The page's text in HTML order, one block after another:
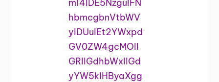
ml4IDE5NzguIFN
hbmcgbnVtbWV
yIDUuIEt2YWxpd
GV0ZW4gcMOlI
GRlIGdhbWxlIGd
yYW5kIHByaXgg